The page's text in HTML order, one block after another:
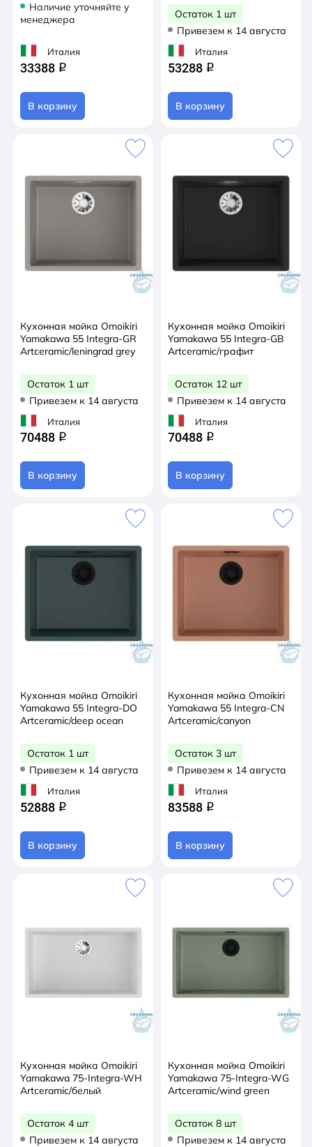
Наличие уточняйте у
менеджера
Италия
33388 q
В корзину
Остаток 1 шт
Привезем к 14 августа
Италия
53288 q
В корзину
Кухонная мойка Omoikiri
Yamakawa 55 Integra-GR
Artceramic/leningrad grey
Остаток 1 шт
Привезем к 14 августа
Италия
70488 q
В корзину
Кухонная мойка Omoikiri
Yamakawa 55 Integra-GB
Artceramic/графит
Остаток 12 шт
Привезем к 14 августа
Италия
70488 q
В корзину
Кухонная мойка Omoikiri
Yamakawa 55 Integra-DO
Artceramic/deep ocean
Остаток 1 шт
Привезем к 14 августа
Италия
52888 q
В корзину
Кухонная мойка Omoikiri
Yamakawa 55 Integra-CN
Artceramic/canyon
Остаток 3 шт
Привезем к 14 августа
Италия
83588 q
В корзину
Кухонная мойка Omoikiri
Yamakawa 75-Integra-WH
Artceramic/белый
Остаток 4 шт
Привезем к 14 августа
Кухонная мойка Omoikiri
Yamakawa 75-Integra-WG
Artceramic/wind green
Остаток 8 шт
Привезем к 14 августа